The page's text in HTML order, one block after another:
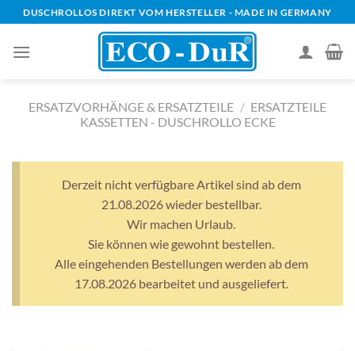
Zum
Inhalt
springen
DUSCHROLLOS DIREKT VOM HERSTELLER - MADE IN GERMANY
ERSATZVORHÄNGE & ERSATZTEILE / ERSATZTEILE
KASSETTEN - DUSCHROLLO ECKE
Derzeit nicht verfügbare Artikel sind ab dem
21.08.2026 wieder bestellbar.
Wir machen Urlaub.
Sie können wie gewohnt bestellen.
Alle eingehenden Bestellungen werden ab dem
17.08.2026 bearbeitet und ausgeliefert.